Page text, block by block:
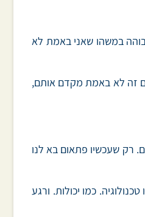
בוהה במשהו שאני באמת לא
זה לא באמת מקדם אותם,
רק שעכשיו פתאום בא לנו
כמו יכולות. ורגע